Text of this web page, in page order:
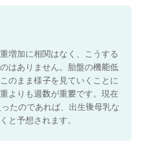
増加に相関はなく、こうする
はありません。胎盤の機能低
のまま様子を見ていくことに
よりも週数が重要です。現在
たのであれば、出生後母乳な
と予想されます。